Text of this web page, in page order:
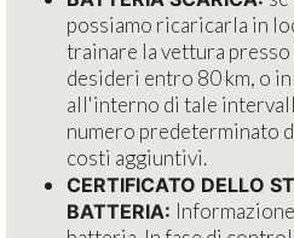
possiamo ricaricarla in
trainare la vettura
desideri entro 80 km, o
all'interno di tale
numero predeterminato
costi aggiuntivi.
CERTIFICATO DELLO
BATTERIA: